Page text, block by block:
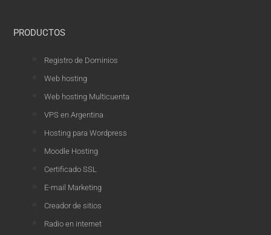
PRODUCTOS
Registro de Dominios
Web hosting
Web hosting Multicuenta
VPS en Argentina
Hosting para Wordpress
Moodle Hosting
Certificado SSL
E-mail Marketing
Creador de sitios
Radio en internet